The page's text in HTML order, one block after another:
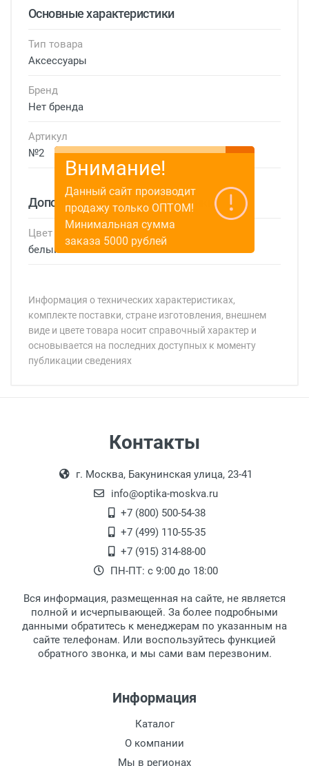
Основные характеристики
Тип товара
Аксессуары
Бренд
Нет бренда
Артикул
№2
Дополнительные характеристики
Цвет
белый
Информация о технических характеристиках,
комплекте поставки, стране изготовления, внешнем
виде и цвете товара носит справочный характер и
основывается на последних доступных к моменту
публикации сведениях
Самовывоз.
Оплата товара производится
наличными непосредственно на пункте
выдачи товара.
Перечисление средств на расчетный счет.
18:00, по субботам с 11:00 до 15:00, в
офисе по адресу: г. Москва,
Переведеновский переулок 17, корпус 1,
второй этаж, тел. +7 (499) 110-55-35.
После того, как заказ поступает в пункт
выдачи, наш менеджер связывается с
клиентом и оповещает о поступлении
Для получения товара при себе
обязательно иметь паспорт.
Заказ необходимо забрать в течение 3
рабочих дней с момента поступления на
дополнительных расходов за хранение
Доставляем товар по Москве компанией
Контакты
г. Москва, Бакунинская улица, 23-41
info@optika-moskva.ru
+7 (800) 500-54-38
+7 (499) 110-55-35
+7 (915) 314-88-00
ПН-ПТ: с 9:00 до 18:00
Вся информация, размещенная на сайте, не является
полной и исчерпывающей. За более подробными
данными обратитесь к менеджерам по указанным на
сайте телефонам. Или воспользуйтесь функцией
обратного звонка, и мы сами вам перезвоним.
Информация
Каталог
О компании
Мы в регионах
Внимание!
Данный сайт производит
продажу только ОПТОМ!
Минимальная сумма
заказа 5000 рублей